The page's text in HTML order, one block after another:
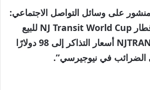
على وسائل التواصل الاجتماعي:
“قبل طرح تذاكر قطار NJ Transit World Cup للبيع
الليلة، تخفض NJTRANSIT أسعار التذاكر إلى 98 دولارًا
الضرائب في نيوجيرسي”.